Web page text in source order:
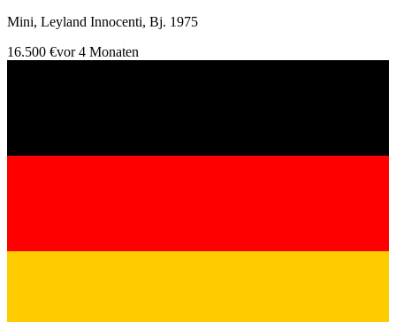
Mini, Leyland Innocenti, Bj. 1975
16.500 €vor 4 Monaten